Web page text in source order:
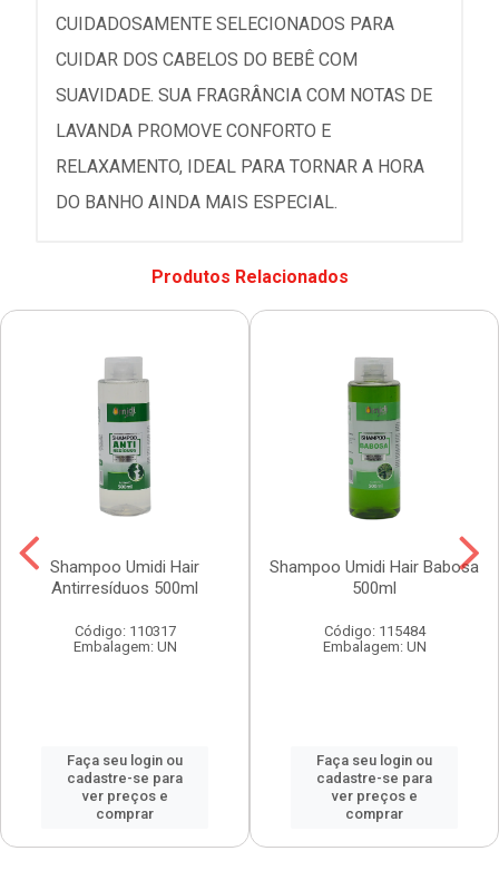
CUIDADOSAMENTE SELECIONADOS PARA
CUIDAR DOS CABELOS DO BEBÊ COM
SUAVIDADE. SUA FRAGRÂNCIA COM NOTAS DE
LAVANDA PROMOVE CONFORTO E
RELAXAMENTO, IDEAL PARA TORNAR A HORA
DO BANHO AINDA MAIS ESPECIAL.
Produtos Relacionados
Shampoo Umidi Hair
Antirresíduos 500ml
Código: 110317
Embalagem: UN
Faça seu login ou
cadastre-se para
ver preços e
comprar
Shampoo Umidi Hair Babosa
500ml
Código: 115484
Embalagem: UN
Faça seu login ou
cadastre-se para
ver preços e
comprar